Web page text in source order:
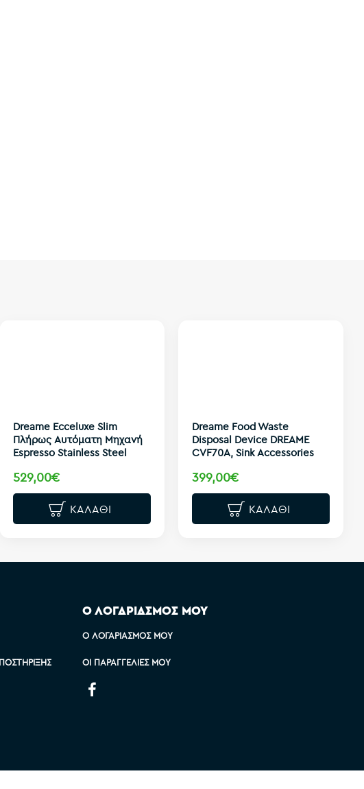
Dreame Ecceluxe Slim
Πλήρως Aυτόματη Mηχανή
Espresso Stainless Steel
529,00€
ΚΑΛΆΘΙ
Dreame Food Waste
Disposal Device DREAME
CVF70A, Sink Accessories
399,00€
ΚΑΛΆΘΙ
Ο ΛΟΓΑΡΙΑΣΜΟΣ ΜΟΥ
Ο ΛΟΓΑΡΙΑΣΜΌΣ ΜΟΥ
ΟΙ ΠΑΡΑΓΓΕΛΊΕΣ ΜΟΥ